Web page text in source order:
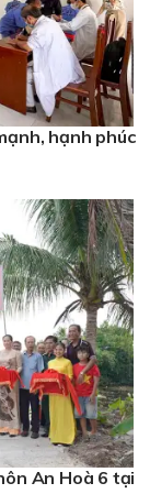
hạnh phúc
An Hoà 6 tại